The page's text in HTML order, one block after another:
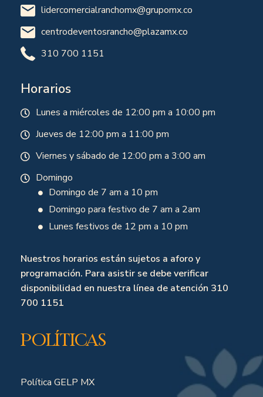
lidercomercialranchomx@grupomx.co
centrodeventosrancho@plazamx.co
310 700 1151
Horarios
Lunes a miércoles de 12:00 pm a 10:00 pm
Jueves de 12:00 pm a 11:00 pm
Viernes y sábado de 12:00 pm a 3:00 am
Domingo
Domingo de 7 am a 10 pm
Domingo para festivo de 7 am a 2am
Lunes festivos de 12 pm a 10 pm
Nuestros horarios están sujetos a aforo y
programación. Para asistir se debe verificar
disponibilidad en nuestra línea de atención 310
700 1151
Políticas
Política GELP MX